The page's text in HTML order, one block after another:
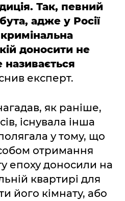
Так, певний
адже у Росії
доносити не
експерт.
як раніше,
існувала інша
у тому, що
отримання
епоху доносили на
квартирі для
його кімнату, або